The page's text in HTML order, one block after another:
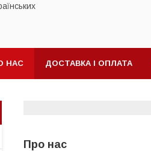
НАС ДОСТАВКА І ОПЛАТА
Про нас